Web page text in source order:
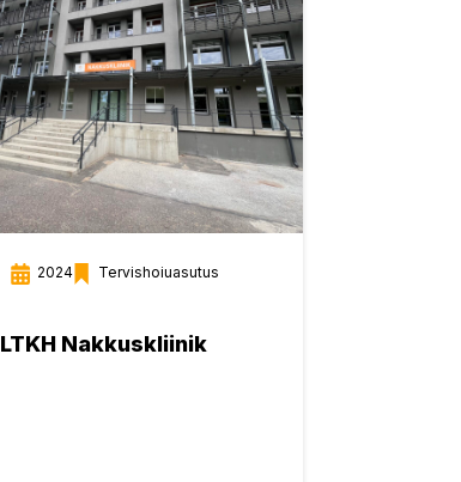
2024 Tervishoiuasutus
LTKH Nakkuskliinik